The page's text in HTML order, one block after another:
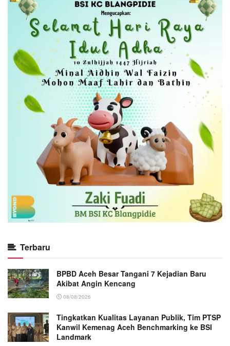
Terbaru
BPBD Aceh Besar Tangani 7 Kejadian Baru
Akibat Angin Kencang
08/08/2026
Tingkatkan Kualitas Layanan Publik, Tim PTSP
Kanwil Kemenag Aceh Benchmarking ke BSI
Landmark